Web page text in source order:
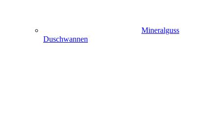
Mineralguss
Duschwannen